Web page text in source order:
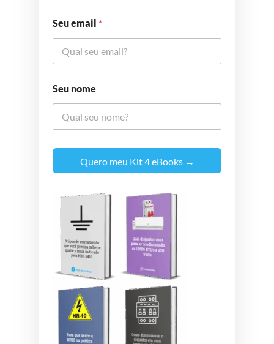
Seu email *
Seu nome
Quero meu Kit 4 eBooks →